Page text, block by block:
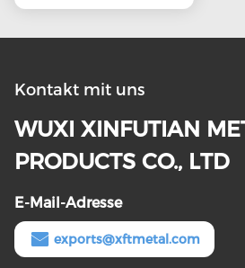
Kontakt mit uns
WUXI XINFUTIAN
PRODUCTS CO., LTD
E-Mail-Adresse
exports@xftmetal.com